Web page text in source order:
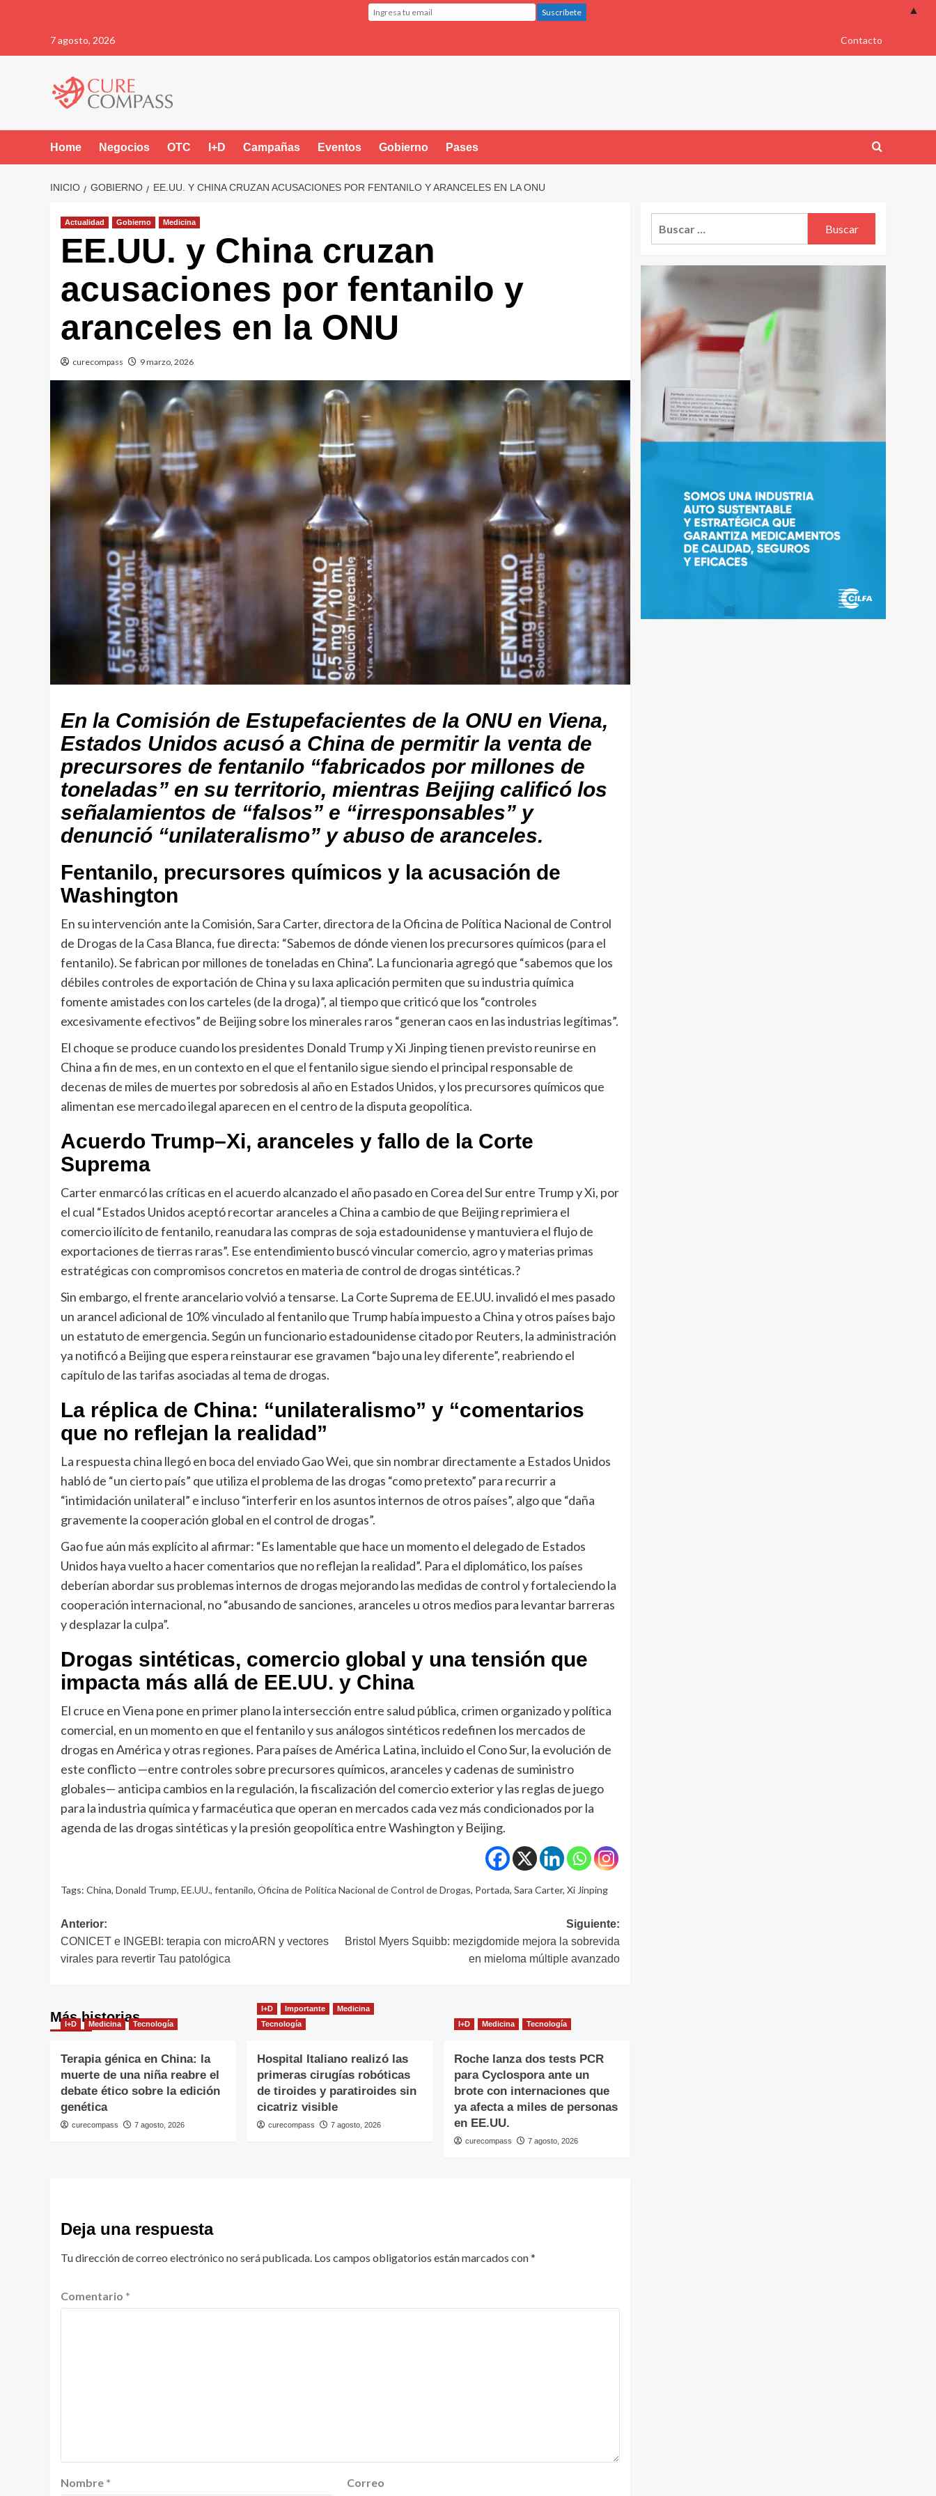
7 agosto, 2026 Contacto
Home Negocios OTC I+D Campañas Eventos Gobierno Pases
INICIO GOBIERNO EE.UU. Y CHINA CRUZAN ACUSACIONES POR FENTANILO Y ARANCELES EN LA ONU
Actualidad Gobierno Medicina
EE.UU. y China cruzan
acusaciones por fentanilo y
aranceles en la ONU
curecompass 9 marzo, 2026
En la Comisión de Estupefacientes de la ONU en Viena,
Estados Unidos acusó a China de permitir la venta de
precursores de fentanilo “fabricados por millones de
toneladas” en su territorio, mientras Beijing calificó los
señalamientos de “falsos” e “irresponsables” y
denunció “unilateralismo” y abuso de aranceles.
Fentanilo, precursores químicos y la acusación de
Washington
En su intervención ante la Comisión, Sara Carter, directora de la Oficina de Política Nacional de Control
de Drogas de la Casa Blanca, fue directa: “Sabemos de dónde vienen los precursores químicos (para el
fentanilo). Se fabrican por millones de toneladas en China”. La funcionaria agregó que “sabemos que los
débiles controles de exportación de China y su laxa aplicación permiten que su industria química
fomente amistades con los carteles (de la droga)”, al tiempo que criticó que los “controles
excesivamente efectivos” de Beijing sobre los minerales raros “generan caos en las industrias legítimas”.
El choque se produce cuando los presidentes Donald Trump y Xi Jinping tienen previsto reunirse en
China a fin de mes, en un contexto en el que el fentanilo sigue siendo el principal responsable de
decenas de miles de muertes por sobredosis al año en Estados Unidos, y los precursores químicos que
alimentan ese mercado ilegal aparecen en el centro de la disputa geopolítica.
Acuerdo Trump–Xi, aranceles y fallo de la Corte
Suprema
Carter enmarcó las críticas en el acuerdo alcanzado el año pasado en Corea del Sur entre Trump y Xi, por
el cual “Estados Unidos aceptó recortar aranceles a China a cambio de que Beijing reprimiera el
comercio ilícito de fentanilo, reanudara las compras de soja estadounidense y mantuviera el flujo de
exportaciones de tierras raras”. Ese entendimiento buscó vincular comercio, agro y materias primas
estratégicas con compromisos concretos en materia de control de drogas sintéticas.?
Sin embargo, el frente arancelario volvió a tensarse. La Corte Suprema de EE.UU. invalidó el mes pasado
un arancel adicional de 10% vinculado al fentanilo que Trump había impuesto a China y otros países bajo
un estatuto de emergencia. Según un funcionario estadounidense citado por Reuters, la administración
ya notificó a Beijing que espera reinstaurar ese gravamen “bajo una ley diferente”, reabriendo el
capítulo de las tarifas asociadas al tema de drogas.
La réplica de China: “unilateralismo” y “comentarios
que no reflejan la realidad”
La respuesta china llegó en boca del enviado Gao Wei, que sin nombrar directamente a Estados Unidos
habló de “un cierto país” que utiliza el problema de las drogas “como pretexto” para recurrir a
“intimidación unilateral” e incluso “interferir en los asuntos internos de otros países”, algo que “daña
gravemente la cooperación global en el control de drogas”.
Gao fue aún más explícito al afirmar: “Es lamentable que hace un momento el delegado de Estados
Unidos haya vuelto a hacer comentarios que no reflejan la realidad”. Para el diplomático, los países
deberían abordar sus problemas internos de drogas mejorando las medidas de control y fortaleciendo la
cooperación internacional, no “abusando de sanciones, aranceles u otros medios para levantar barreras
y desplazar la culpa”.
Drogas sintéticas, comercio global y una tensión que
impacta más allá de EE.UU. y China
El cruce en Viena pone en primer plano la intersección entre salud pública, crimen organizado y política
comercial, en un momento en que el fentanilo y sus análogos sintéticos redefinen los mercados de
drogas en América y otras regiones. Para países de América Latina, incluido el Cono Sur, la evolución de
este conflicto —entre controles sobre precursores químicos, aranceles y cadenas de suministro
globales— anticipa cambios en la regulación, la fiscalización del comercio exterior y las reglas de juego
para la industria química y farmacéutica que operan en mercados cada vez más condicionados por la
agenda de las drogas sintéticas y la presión geopolítica entre Washington y Beijing.
Tags: China, Donald Trump, EE.UU., fentanilo, Oficina de Política Nacional de Control de Drogas, Portada, Sara Carter, Xi Jinping
Navegación
de
entradas
Anterior:
CONICET e INGEBI: terapia con microARN y vectores
virales para revertir Tau patológica
Siguiente:
Bristol Myers Squibb: mezigdomide mejora la sobrevida
en mieloma múltiple avanzado
Más historias
I+D Medicina Tecnología
Terapia génica en China: la
muerte de una niña reabre el
debate ético sobre la edición
genética
curecompass 7 agosto, 2026
I+D Importante
Medicina
Tecnología
Hospital Italiano realizó las
primeras cirugías robóticas
de tiroides y paratiroides sin
cicatriz visible
curecompass 7 agosto, 2026
I+D Medicina Tecnología
Roche lanza dos tests PCR
para Cyclospora ante un
brote con internaciones que
ya afecta a miles de personas
en EE.UU.
curecompass 7 agosto, 2026
Deja una respuesta
Tu dirección de correo electrónico no será publicada. Los campos obligatorios están marcados con*
Comentario *
Nombre *
Correo
▲